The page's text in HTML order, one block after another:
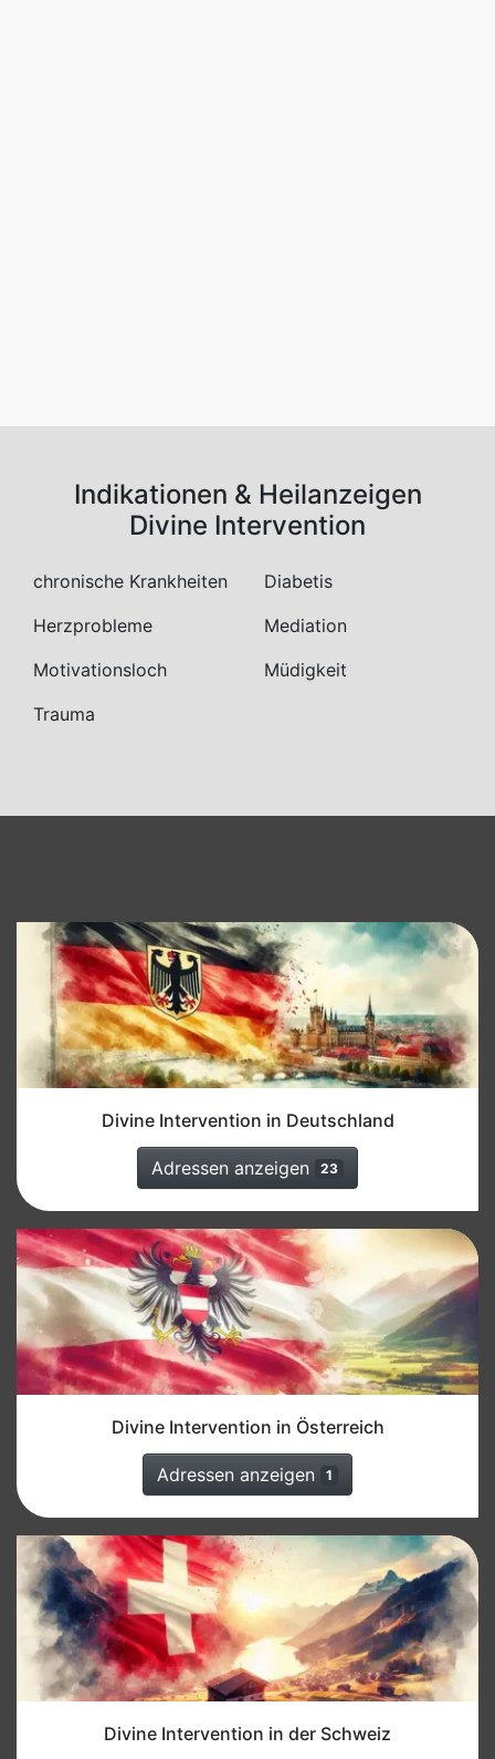
Indikationen & Heilanzeigen
Divine Intervention
chronische Krankheiten
Diabetis
Herzprobleme
Mediation
Motivationsloch
Müdigkeit
Trauma
Divine Intervention in Deutschland
Adressen anzeigen 23
Divine Intervention in Österreich
Adressen anzeigen 1
Divine Intervention in der Schweiz